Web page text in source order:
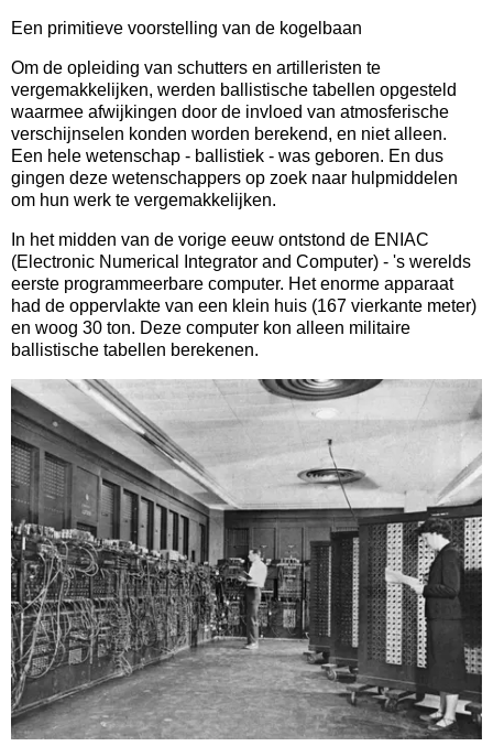
Een primitieve voorstelling van de kogelbaan
Om de opleiding van schutters en artilleristen te
vergemakkelijken, werden ballistische tabellen opgesteld
waarmee afwijkingen door de invloed van atmosferische
verschijnselen konden worden berekend, en niet alleen.
Een hele wetenschap - ballistiek - was geboren. En dus
gingen deze wetenschappers op zoek naar hulpmiddelen
om hun werk te vergemakkelijken.
In het midden van de vorige eeuw ontstond de ENIAC
(Electronic Numerical Integrator and Computer) - 's werelds
eerste programmeerbare computer. Het enorme apparaat
had de oppervlakte van een klein huis (167 vierkante meter)
en woog 30 ton. Deze computer kon alleen militaire
ballistische tabellen berekenen.